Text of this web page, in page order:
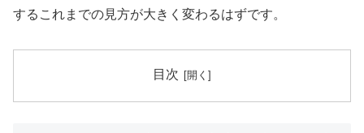
するこれまでの見方が大きく変わるはずです。
目次